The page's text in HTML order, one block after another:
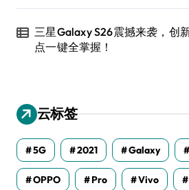
三星Galaxy S26震撼来袭，创
点一键全掌握！
云标签
5G 2021 Galaxy
OPPO Pro Vivo